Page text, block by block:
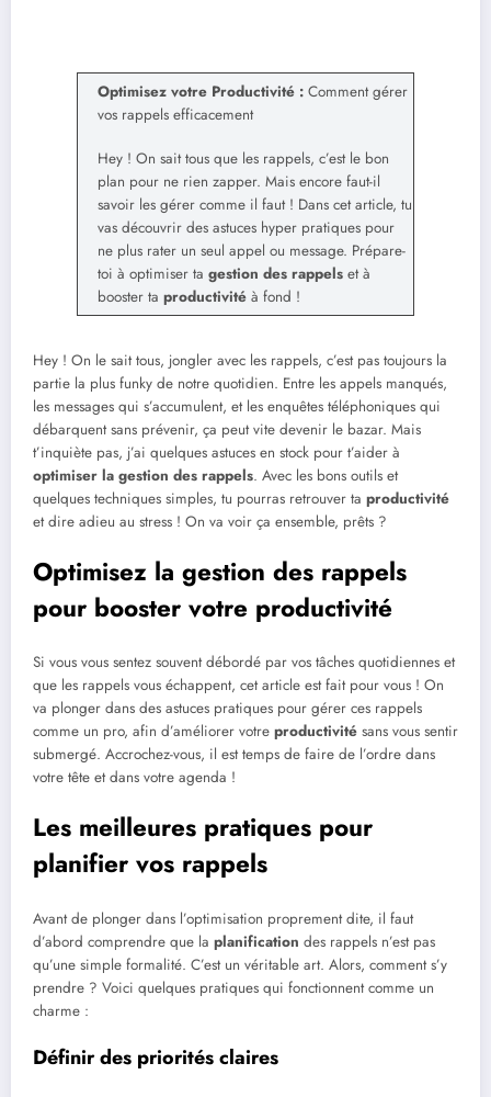
Optimisez votre Productivité : Comment gérer
vos rappels efficacement
Hey ! On sait tous que les rappels, c’est le bon
plan pour ne rien zapper. Mais encore faut-il
savoir les gérer comme il faut ! Dans cet article, tu
vas découvrir des astuces hyper pratiques pour
ne plus rater un seul appel ou message. Prépare-
toi à optimiser ta gestion des rappels et à
booster ta productivité à fond !
Hey ! On le sait tous, jongler avec les rappels, c’est pas toujours la
partie la plus funky de notre quotidien. Entre les appels manqués,
les messages qui s’accumulent, et les enquêtes téléphoniques qui
débarquent sans prévenir, ça peut vite devenir le bazar. Mais
t’inquiète pas, j’ai quelques astuces en stock pour t’aider à
optimiser la gestion des rappels. Avec les bons outils et
quelques techniques simples, tu pourras retrouver ta productivité
et dire adieu au stress ! On va voir ça ensemble, prêts ?
Optimisez la gestion des rappels
pour booster votre productivité
Si vous vous sentez souvent débordé par vos tâches quotidiennes et
que les rappels vous échappent, cet article est fait pour vous ! On
va plonger dans des astuces pratiques pour gérer ces rappels
comme un pro, afin d’améliorer votre productivité sans vous sentir
submergé. Accrochez-vous, il est temps de faire de l’ordre dans
votre tête et dans votre agenda !
Les meilleures pratiques pour
planifier vos rappels
Avant de plonger dans l’optimisation proprement dite, il faut
d’abord comprendre que la planification des rappels n’est pas
qu’une simple formalité. C’est un véritable art. Alors, comment s’y
prendre ? Voici quelques pratiques qui fonctionnent comme un
charme :
Définir des priorités claires